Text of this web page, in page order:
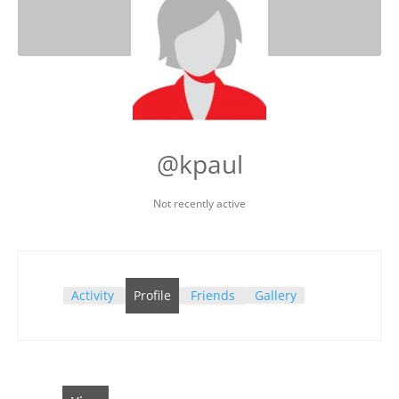
@kpaul
Not recently active
Activity Profile Friends Gallery